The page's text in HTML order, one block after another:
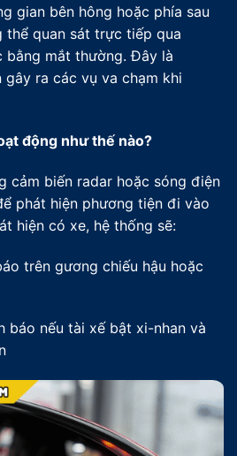
gian bên hông hoặc phía sau
thể quan sát trực tiếp qua
bằng mắt thường. Đây là
gây ra các vụ va chạm khi
động như thế nào?
cảm biến radar hoặc sóng điện
phát hiện phương tiện đi vào
hiện có xe, hệ thống sẽ:
trên gương chiếu hậu hoặc
báo nếu tài xế bật xi-nhan và